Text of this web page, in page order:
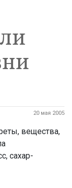
20 мая 2005
вещества,
сахар-